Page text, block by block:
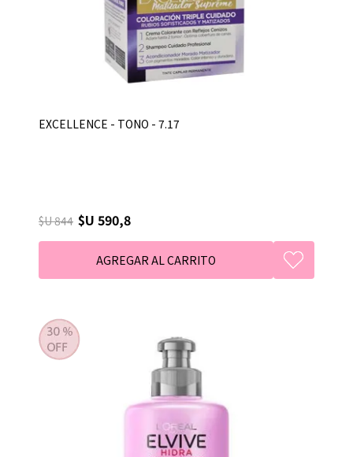
EXCELLENCE - TONO - 7.17
$U 844 $U 590,8